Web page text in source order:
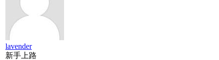
lavender
新手上路